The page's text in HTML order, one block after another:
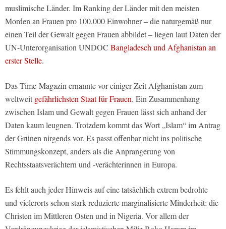
muslimische Länder. Im Ranking der Länder mit den meisten
Morden an Frauen pro 100.000 Einwohner – die naturgemäß nur
einen Teil der Gewalt gegen Frauen abbildet – liegen laut Daten der
UN-Unterorganisation UNDOC Bangladesch und Afghanistan an
erster Stelle.
Das Time-Magazin ernannte vor einiger Zeit Afghanistan zum
weltweit gefährlichsten Staat für Frauen. Ein Zusammenhang
zwischen Islam und Gewalt gegen Frauen lässt sich anhand der
Daten kaum leugnen. Trotzdem kommt das Wort „Islam“ im Antrag
der Grünen nirgends vor. Es passt offenbar nicht ins politische
Stimmungskonzept, anders als die Anprangerung von
Rechtsstaatsverächtern und -verächterinnen in Europa.
Es fehlt auch jeder Hinweis auf eine tatsächlich extrem bedrohte
und vielerorts schon stark reduzierte marginalisierte Minderheit: die
Christen im Mittleren Osten und in Nigeria. Vor allem der